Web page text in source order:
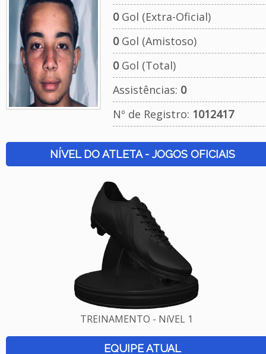
0Gol (Extra-Oficial)
0Gol (Amistoso)
0Gol (Total)
Assistências: 0
Nº de Registro: 1012417
NÍVEL DO ATLETA - JOGOS OFICIAIS
TREINAMENTO - NíVEL 1
EQUIPE ATUAL